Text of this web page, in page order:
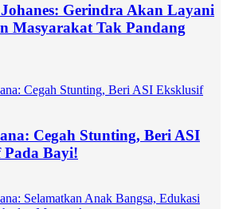
Gerindra Akan Layani
Masyarakat Tak Pandang
Cegah Stunting, Beri ASI
Bayi!